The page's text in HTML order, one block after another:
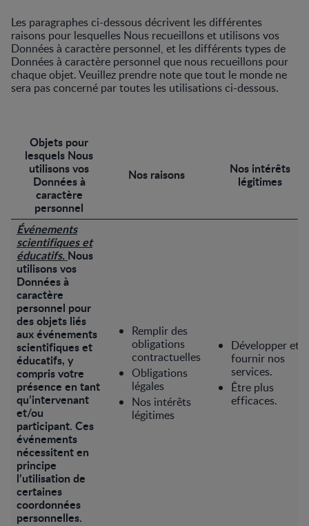
Les paragraphes ci-dessous décrivent les différentes
raisons pour lesquelles Nous recueillons et utilisons vos
Données à caractère personnel, et les différents types de
Données à caractère personnel que nous recueillons pour
chaque objet. Veuillez prendre note que tout le monde ne
sera pas concerné par toutes les utilisations ci-dessous.
Objets pour
lesquels Nous
utilisons vos
Données à
caractère
personnel
Nos raisons
Nos intérêts
légitimes
Événements
scientifiques et
éducatifs. Nous
utilisons vos
Données à
caractère
personnel pour
des objets liés
aux événements
scientifiques et
éducatifs, y
compris votre
présence en tant
qu’intervenant
et/ou
participant. Ces
événements
nécessitent en
principe
l’utilisation de
certaines
coordonnées
personnelles.
Remplir des
obligations
contractuelles
Obligations
légales
Nos intérêts
légitimes
Développer et
fournir nos
services.
Être plus
efficaces.